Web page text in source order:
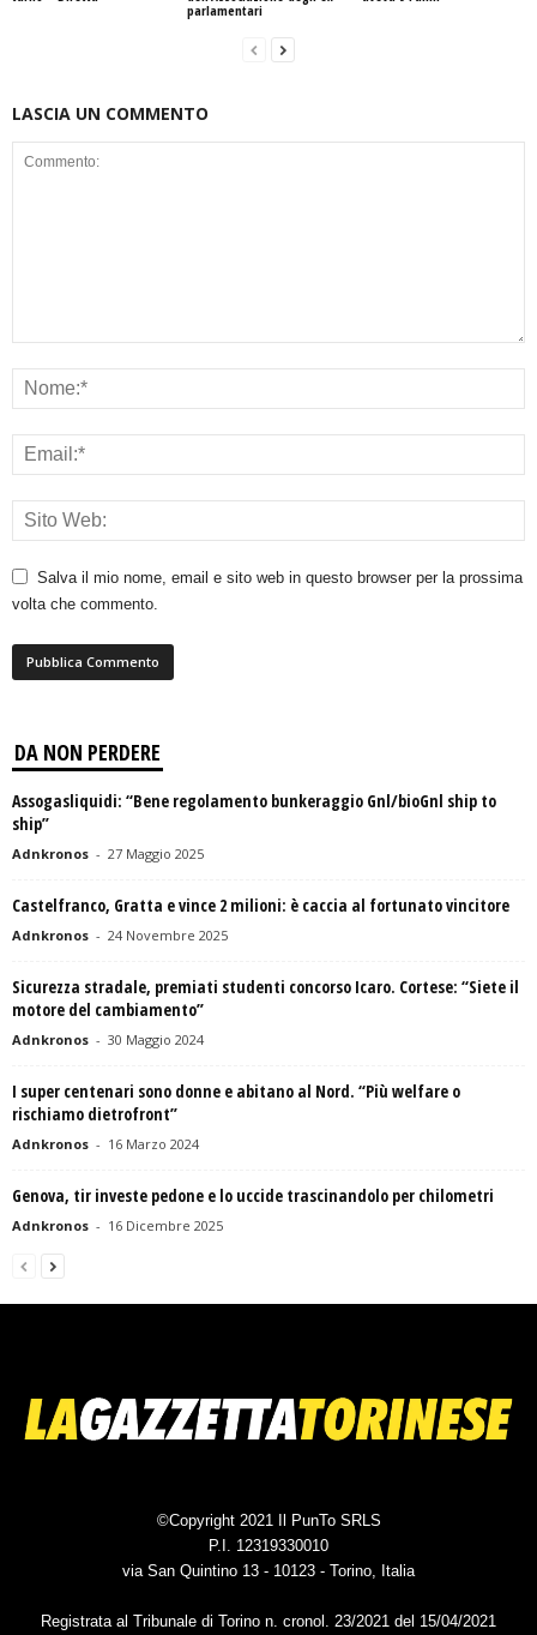
parlamentari
LASCIA UN COMMENTO
Salva il mio nome, email e sito web in questo browser per la prossima
volta che commento.
DA NON PERDERE
Assogasliquidi: “Bene regolamento bunkeraggio Gnl/bioGnl ship to
ship”
Adnkronos - 27 Maggio 2025
Castelfranco, Gratta e vince 2 milioni: è caccia al fortunato vincitore
Adnkronos - 24 Novembre 2025
Sicurezza stradale, premiati studenti concorso Icaro. Cortese: “Siete il
motore del cambiamento”
Adnkronos - 30 Maggio 2024
I super centenari sono donne e abitano al Nord. “Più welfare o
rischiamo dietrofront”
Adnkronos - 16 Marzo 2024
Genova, tir investe pedone e lo uccide trascinandolo per chilometri
Adnkronos - 16 Dicembre 2025
©Copyright 2021 Il PunTo SRLS
P.I. 12319330010
via San Quintino 13 - 10123 - Torino, Italia
Registrata al Tribunale di Torino n. cronol. 23/2021 del 15/04/2021